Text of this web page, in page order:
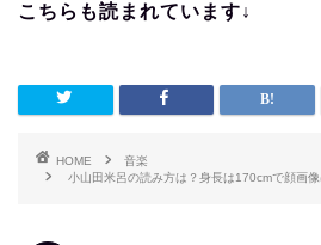
こちらも読まれています↓
HOME
音楽
小山田米呂の読み方は？身長は170cmで顔画